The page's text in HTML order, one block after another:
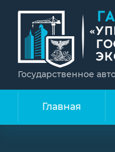
Государственное
Главная